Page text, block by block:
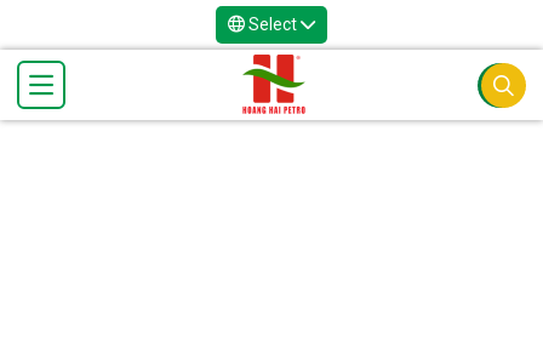
Select